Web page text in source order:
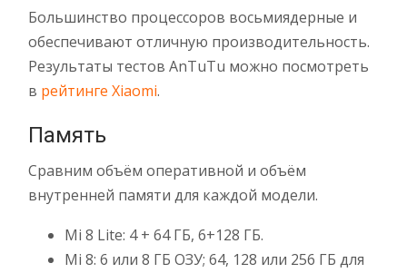
Большинство процессоров восьмиядерные и
обеспечивают отличную производительность.
Результаты тестов AnTuTu можно посмотреть
в рейтинге Xiaomi.
Память
Сравним объём оперативной и объём
внутренней памяти для каждой модели.
Mi 8 Lite: 4 + 64 ГБ, 6+128 ГБ.
Mi 8: 6 или 8 ГБ ОЗУ; 64, 128 или 256 ГБ для